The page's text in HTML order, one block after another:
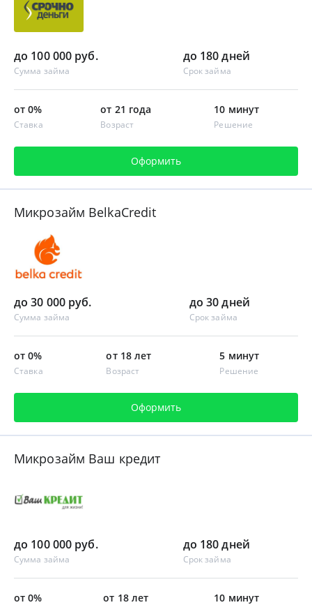
до 100 000 руб.
Сумма займа
до 180 дней
Срок займа
от 0%
Ставка
от 21 года
Возраст
10 минут
Решение
Оформить
Микрозайм BelkaCredit
до 30 000 руб.
Сумма займа
до 30 дней
Срок займа
от 0%
Ставка
от 18 лет
Возраст
5 минут
Решение
Оформить
Микрозайм Ваш кредит
до 100 000 руб.
Сумма займа
до 180 дней
Срок займа
от 0% от 18 лет 10 минут